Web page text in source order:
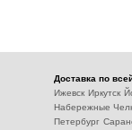
Доставка по
Ижевск Иркутск
Набережные
Петербург